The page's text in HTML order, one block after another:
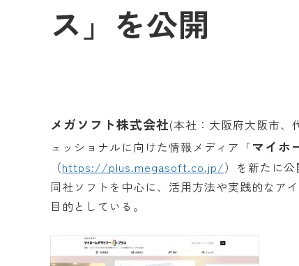
ス」を公開
メガソフト株式会社(本社：大阪府大阪市、
ェッショナルに向けた情報メディア「マイホ
（https://plus.megasoft.co.jp/）を新たに公
同社ソフトを中心に、活用方法や実践的なア
目的としている。